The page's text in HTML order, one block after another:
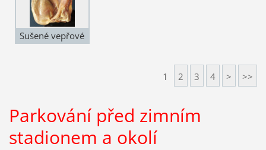
Sušené vepřové
1 2 3 4 > >>
Parkování před zimním
stadionem a okolí